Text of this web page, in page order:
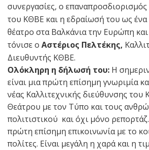
συνεργασίες, ο επαναπροσδιορισμός
του ΚΘΒΕ και η εδραίωσή του ως ένα
θέατρο στα Βαλκάνια την Ευρώπη
τόνισε ο Αστέριος Πελτέκης,
Διευθυντής ΚΘΒΕ.
Ολόκληρη η δήλωσή του: Η
είναι μια πρώτη επίσημη γνωριμία
νέας Καλλιτεχνικής διεύθυνσης του
Θεάτρου με τον Τύπο και τους
πολιτιστικού και όχι μόνο
πρώτη επίσημη επικοινωνία με το
πολίτες. Είναι μεγάλη η χαρά και η